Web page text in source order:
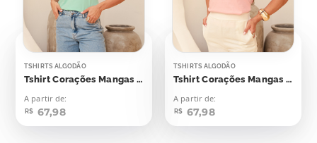
TSHIRTS ALGODÃO
Tshirt Corações Mangas Aplicação
A partir de:
R$ 67,98
TSHIRTS ALGODÃO
Tshirt Corações Mangas Aplicação
A partir de:
R$ 67,98